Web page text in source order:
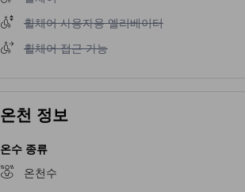
휠체어 사용자용 엘리베이터 이용 불가
휠체어 사용자용 엘리베이터
휠체어 접근 가능 이용 불가
휠체어 접근 가능
온천 정보
온수 종류
온천수